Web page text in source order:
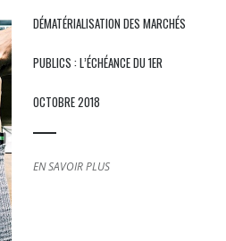
DÉMATÉRIALISATION DES MARCHÉS
PUBLICS : L’ÉCHÉANCE DU 1ER
OCTOBRE 2018
EN SAVOIR PLUS